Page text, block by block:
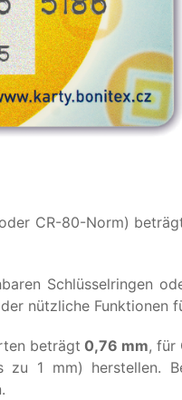
CR-80-Norm)
Schlüsselringen
nützliche Funktionen
beträgt 0,76 mm, für
1 mm) herstellen.